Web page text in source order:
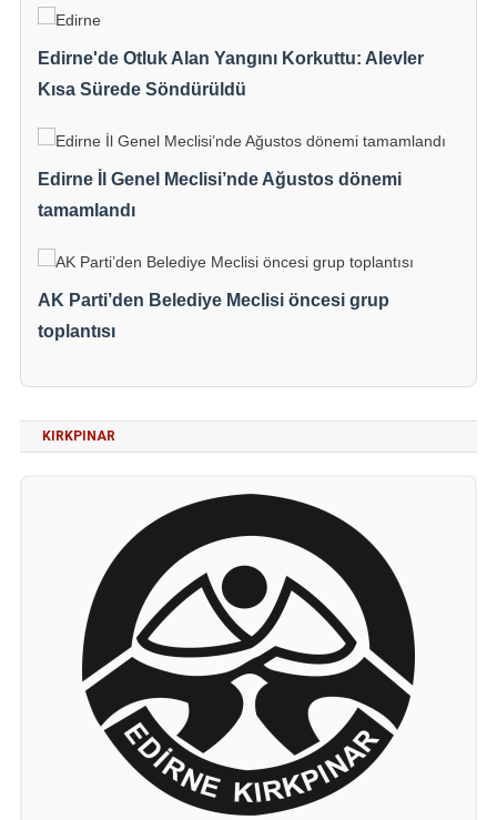
Edirne'de Otluk Alan Yangını Korkuttu: Alevler
Kısa Sürede Söndürüldü
Edirne İl Genel Meclisi’nde Ağustos dönemi
tamamlandı
AK Parti’den Belediye Meclisi öncesi grup
toplantısı
KIRKPINAR